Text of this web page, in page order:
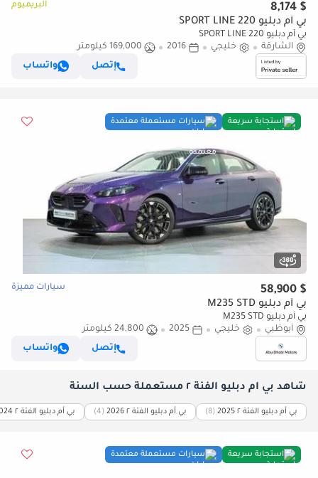
$ 8,174 البريميوم
بي أم دبليو 220 SPORT LINE
بي أم دبليو 220 SPORT LINE
الشارقة
خليجي 2016
169,000 كيلومتر
إتصل
واتساب
استجابة سريعة سيارات مستعملة معتمدة
$ 58,900 سيارات مميزة
بي أم دبليو M235 STD
بي أم دبليو M235 STD
أبوظبي
خليجي 2025
24,800 كيلومتر
إتصل
واتساب
شاهد بي أم دبليو الفئة ٢ مستعملة حسب السنة
بي أم دبليو الفئة ٢ 2025 (8) بي أم دبليو الفئة ٢ 2026 (4) بي أم دبليو الفئة ٢ 2024
استجابة سريعة سيارات مستعملة معتمدة